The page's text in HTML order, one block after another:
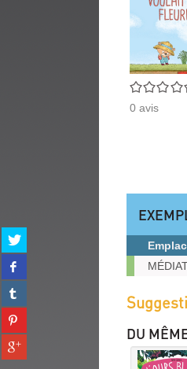
Partager
sur
twitter
(Nouvelle
fenêtre)
Partager
sur
facebook
(Nouvelle
fenêtre)
Partager
sur
tumblr
(Nouvelle
fenêtre)
Partager
sur
pinterest
(Nouvelle
Partager
sur
0/5
0 avis
Exemplaires
DU